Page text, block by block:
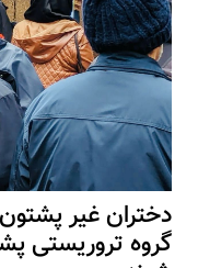
دختران غیر
گروه تروریستی